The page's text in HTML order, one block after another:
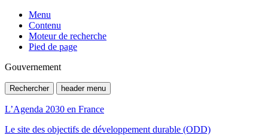
Menu
Contenu
Moteur de recherche
Pied de page
Gouvernement
Rechercher header menu
L’Agenda 2030 en France
Le site des objectifs de développement durable (ODD)